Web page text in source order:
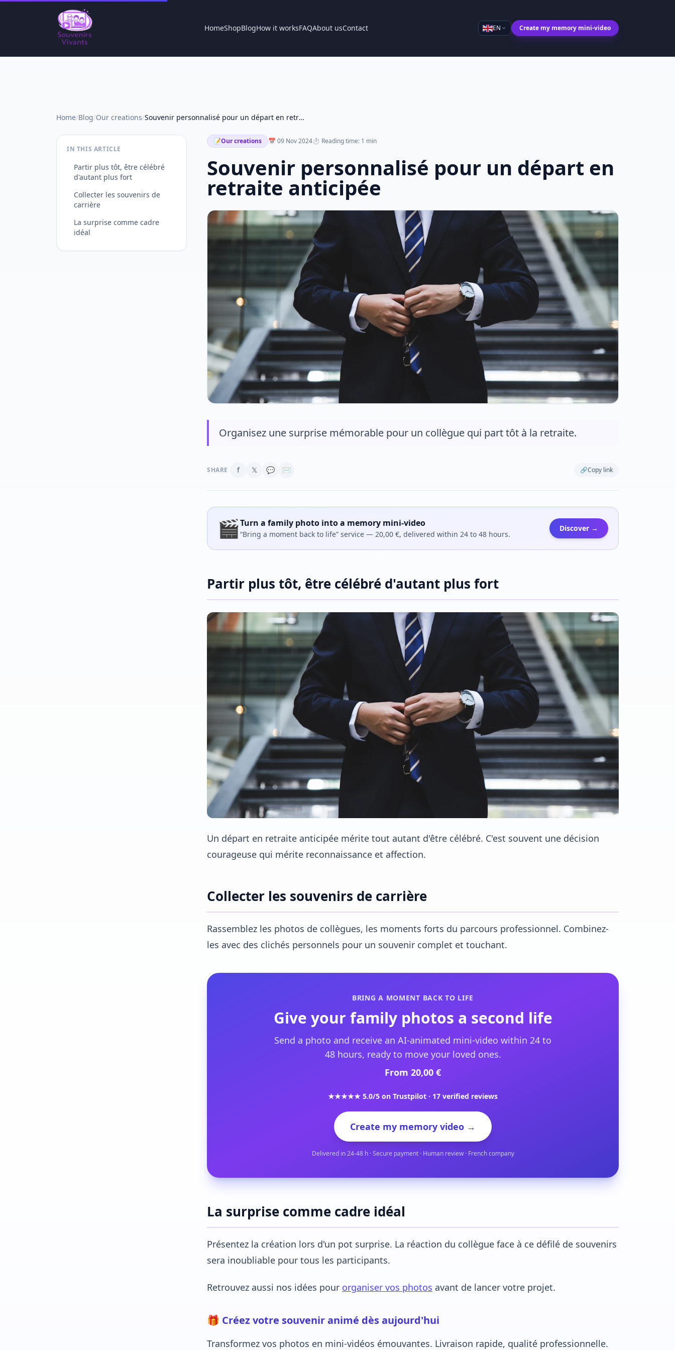
HomeShopBlogHow it worksFAQAbout usContact EN Create my memory mini-video
Home/Blog/Our creations/ Souvenir personnalisé pour un départ en retraite anticipée
IN THIS ARTICLE
Partir plus tôt, être célébré
d'autant plus fort
Collecter les souvenirs de
carrière
La surprise comme cadre
idéal
📝Our creations 📅 09 Nov 2024⏱ Reading time: 1 min
Souvenir personnalisé pour un départ en
retraite anticipée
Organisez une surprise mémorable pour un collègue qui part tôt à la retraite.
SHARE f 𝕏 💬 ✉ 🔗Copy link
🎬Turn a family photo into a memory mini-video
“Bring a moment back to life” service — 20,00 €, delivered within 24 to 48 hours.
Discover →
Partir plus tôt, être célébré d'autant plus fort
Un départ en retraite anticipée mérite tout autant d'être célébré. C'est souvent une décision
courageuse qui mérite reconnaissance et affection.
Collecter les souvenirs de carrière
Rassemblez les photos de collègues, les moments forts du parcours professionnel. Combinez-
les avec des clichés personnels pour un souvenir complet et touchant.
BRING A MOMENT BACK TO LIFE
Give your family photos a second life
Send a photo and receive an AI-animated mini-video within 24 to
48 hours, ready to move your loved ones.
From 20,00 €
★★★★★ 5.0/5 on Trustpilot · 17 verified reviews
Create my memory video →
Delivered in 24-48 h · Secure payment · Human review · French company
La surprise comme cadre idéal
Présentez la création lors d'un pot surprise. La réaction du collègue face à ce défilé de souvenirs
sera inoubliable pour tous les participants.
Retrouvez aussi nos idées pour organiser vos photos avant de lancer votre projet.
🎁 Créez votre souvenir animé dès aujourd'hui
Transformez vos photos en mini-vidéos émouvantes. Livraison rapide, qualité professionnelle.